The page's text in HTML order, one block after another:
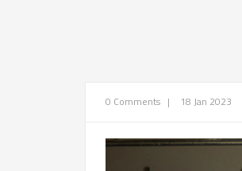
0 Comments | 18 Jan 2023